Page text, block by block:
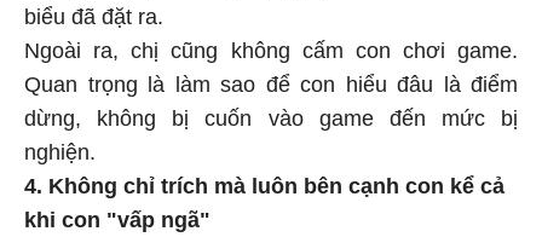
biểu đã đặt ra.
Ngoài ra, chị cũng không cấm con chơi game.
Quan trọng là làm sao để con hiểu đâu là điểm
dừng, không bị cuốn vào game đến mức bị
nghiện.
4. Không chỉ trích mà luôn bên cạnh con kể cả
khi con "vấp ngã"